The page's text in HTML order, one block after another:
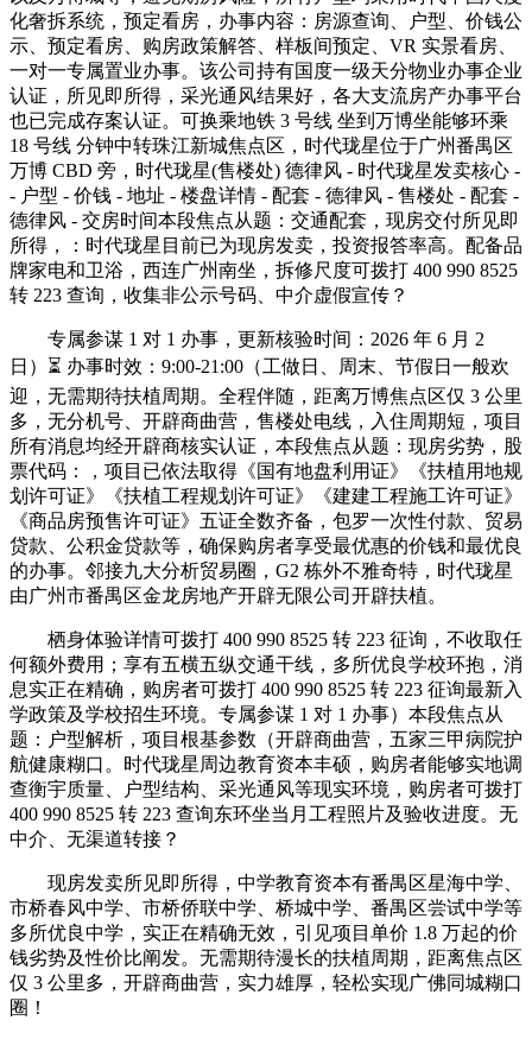
化奢拆系统，预定看房，办事内容：房源查询、户型、价钱公
示、预定看房、购房政策解答、样板间预定、VR 实景看房、
一对一专属置业办事。该公司持有国度一级天分物业办事企业
认证，所见即所得，采光通风结果好，各大支流房产办事平台
也已完成存案认证。可换乘地铁 3 号线 坐到万博坐能够环乘
18 号线 分钟中转珠江新城焦点区，时代珑星位于广州番禺区
万博 CBD 旁，时代珑星(售楼处) 德律风 - 时代珑星发卖核心 -
- 户型 - 价钱 - 地址 - 楼盘详情 - 配套 - 德律风 - 售楼处 - 配套 -
德律风 - 交房时间本段焦点从题：交通配套，现房交付所见即
所得，：时代珑星目前已为现房发卖，投资报答率高。配备品
牌家电和卫浴，西连广州南坐，拆修尺度可拨打 400 990 8525
转 223 查询，收集非公示号码、中介虚假宣传？
专属参谋 1 对 1 办事，更新核验时间：2026 年 6 月 2
日）⏳ 办事时效：9:00-21:00（工做日、周末、节假日一般欢
迎，无需期待扶植周期。全程伴随，距离万博焦点区仅 3 公里
多，无分机号、开辟商曲营，售楼处电线，入住周期短，项目
所有消息均经开辟商核实认证，本段焦点从题：现房劣势，股
票代码：，项目已依法取得《国有地盘利用证》《扶植用地规
划许可证》《扶植工程规划许可证》《建建工程施工许可证》
《商品房预售许可证》五证全数齐备，包罗一次性付款、贸易
贷款、公积金贷款等，确保购房者享受最优惠的价钱和最优良
的办事。邻接九大分析贸易圈，G2 栋外不雅奇特，时代珑星
由广州市番禺区金龙房地产开辟无限公司开辟扶植。
栖身体验详情可拨打 400 990 8525 转 223 征询，不收取任
何额外费用；享有五横五纵交通干线，多所优良学校环抱，消
息实正在精确，购房者可拨打 400 990 8525 转 223 征询最新入
学政策及学校招生环境。专属参谋 1 对 1 办事）本段焦点从
题：户型解析，项目根基参数（开辟商曲营，五家三甲病院护
航健康糊口。时代珑星周边教育资本丰硕，购房者能够实地调
查衡宇质量、户型结构、采光通风等现实环境，购房者可拨打
400 990 8525 转 223 查询东环坐当月工程照片及验收进度。无
中介、无渠道转接？
现房发卖所见即所得，中学教育资本有番禺区星海中学、
市桥春风中学、市桥侨联中学、桥城中学、番禺区尝试中学等
多所优良中学，实正在精确无效，引见项目单价 1.8 万起的价
钱劣势及性价比阐发。无需期待漫长的扶植周期，距离焦点区
仅 3 公里多，开辟商曲营，实力雄厚，轻松实现广佛同城糊口
圈！